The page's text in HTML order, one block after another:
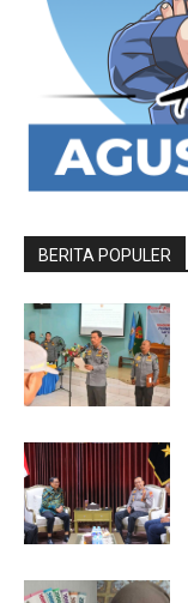
BERITA POPULER